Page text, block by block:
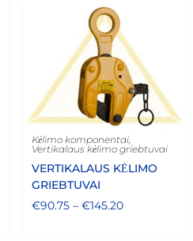
Kėlimo komponentai,
Vertikalaus kėlimo griebtuvai
VERTIKALAUS KĖLIMO
GRIEBTUVAI
€90.75 – €145.20